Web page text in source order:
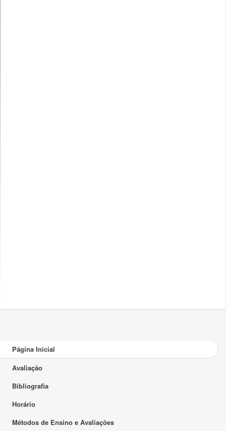
Página Inicial
Avaliação
Bibliografia
Horário
Métodos de Ensino e Avaliações